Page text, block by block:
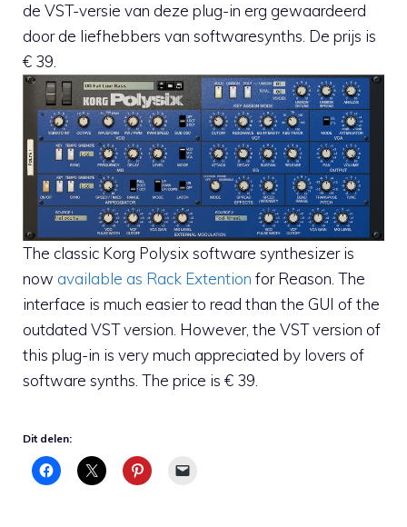
de VST-versie van deze plug-in erg gewaardeerd
door de liefhebbers van softwaresynths. De prijs is
€ 39.
The classic Korg Polysix software synthesizer is
now available as Rack Extention for Reason. The
interface is much easier to read than the GUI of the
outdated VST version. However, the VST version of
this plug-in is very much appreciated by lovers of
software synths. The price is € 39.
Dit delen: